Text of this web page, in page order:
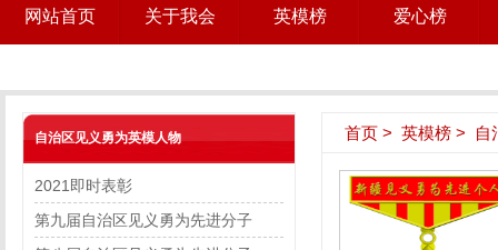
网站首页 关于我会 英模榜 爱心榜
自治区见义勇为英模人物
2021即时表彰
第九届自治区见义勇为先进分子
首页 > 英模榜 > 自